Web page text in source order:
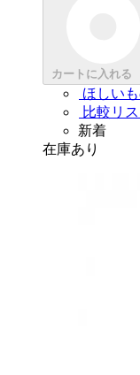
カートに入れる
ほしい
比較リ
新着
在庫あり